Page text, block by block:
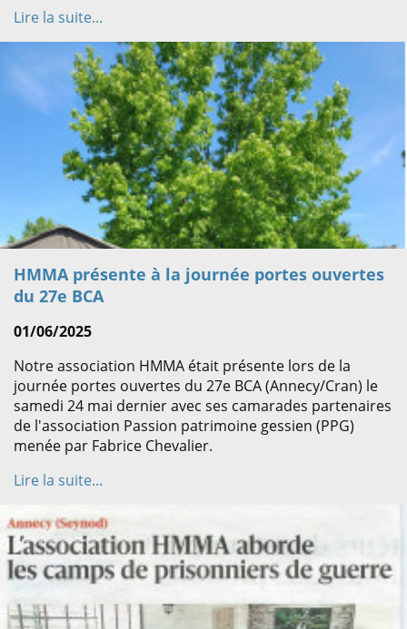
Lire la suite...
HMMA présente à la journée portes ouvertes
du 27e BCA
01/06/2025
Notre association HMMA était présente lors de la
journée portes ouvertes du 27e BCA (Annecy/Cran) le
samedi 24 mai dernier avec ses camarades partenaires
de l'association Passion patrimoine gessien (PPG)
menée par Fabrice Chevalier.
Lire la suite...